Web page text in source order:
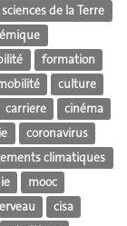
sciences de la Terre
formation
culture
carriere
cinéma
coronavirus
climatiques
mooc
cisa